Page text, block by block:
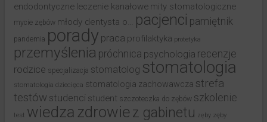
endodontyczne leczenie kanałowe mity stomatologiczne
mycie zębów młody dentysta o… pacjenci pamiętnik
pandemia porady praca profilaktyka protetyka
przemyślenia próchnica psychologia recenzje
rodzice specjalizacja stomatolog stomatologia
stomatologia dziecięca stomatologia zachowawcza strefa
testów studenci student szczoteczka do zębów szkolenie
test wiedza zdrowie z gabinetu zęby zęby